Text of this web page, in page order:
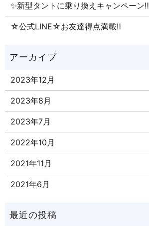
✨新型タントに乗り換えキャンペーン‼
☆公式LINE☆お友達得点満載‼
2023年12月
2023年8月
2023年7月
2022年10月
2021年11月
2021年6月